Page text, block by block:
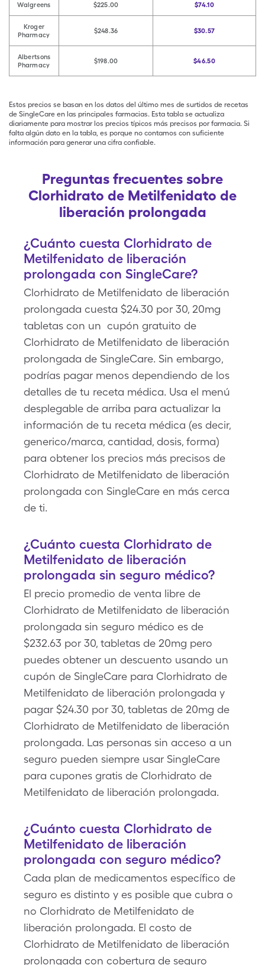
Walgreens $225.00 $74.10
Kroger
Pharmacy
$248.36 $30.57
Albertsons
Pharmacy
$198.00 $46.50
Estos precios se basan en los datos del último mes de surtidos de recetas
de SingleCare en las principales farmacias. Esta tabla se actualiza
diariamente para mostrar los precios típicos más precisos por farmacia. Si
falta algún dato en la tabla, es porque no contamos con suficiente
información para generar una cifra confiable.
Preguntas frecuentes sobre
Clorhidrato de Metilfenidato de
liberación prolongada
¿Cuánto cuesta Clorhidrato de
Metilfenidato de liberación
prolongada con SingleCare?
Clorhidrato de Metilfenidato de liberación
prolongada cuesta $24.30 por 30, 20mg
tabletas con un cupón gratuito de
Clorhidrato de Metilfenidato de liberación
prolongada de SingleCare. Sin embargo,
podrías pagar menos dependiendo de los
detalles de tu receta médica. Usa el menú
desplegable de arriba para actualizar la
información de tu receta médica (es decir,
generico/marca, cantidad, dosis, forma)
para obtener los precios más precisos de
Clorhidrato de Metilfenidato de liberación
prolongada con SingleCare en más cerca
de ti.
¿Cuánto cuesta Clorhidrato de
Metilfenidato de liberación
prolongada sin seguro médico?
El precio promedio de venta libre de
Clorhidrato de Metilfenidato de liberación
prolongada sin seguro médico es de
$232.63 por 30, tabletas de 20mg pero
puedes obtener un descuento usando un
cupón de SingleCare para Clorhidrato de
Metilfenidato de liberación prolongada y
pagar $24.30 por 30, tabletas de 20mg de
Clorhidrato de Metilfenidato de liberación
prolongada. Las personas sin acceso a un
seguro pueden siempre usar SingleCare
para cupones gratis de Clorhidrato de
Metilfenidato de liberación prolongada.
¿Cuánto cuesta Clorhidrato de
Metilfenidato de liberación
prolongada con seguro médico?
Cada plan de medicamentos específico de
seguro es distinto y es posible que cubra o
no Clorhidrato de Metilfenidato de
liberación prolongada. El costo de
Clorhidrato de Metilfenidato de liberación
prolongada con cobertura de seguro